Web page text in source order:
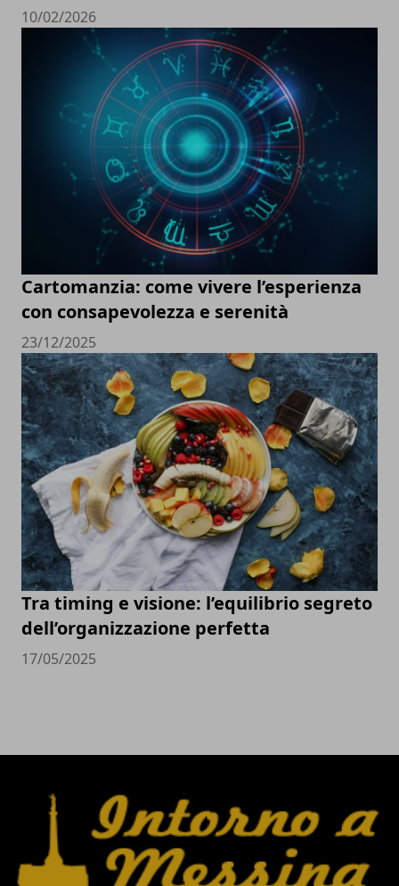
10/02/2026
Cartomanzia: come vivere l’esperienza
con consapevolezza e serenità
23/12/2025
Tra timing e visione: l’equilibrio segreto
dell’organizzazione perfetta
17/05/2025